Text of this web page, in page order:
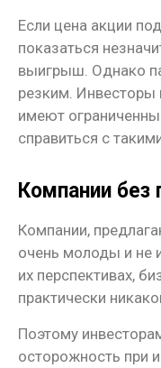
Если цена акции
показаться
выигрыш. Однако
резким.
имеют
справиться с
Компании без
Компании,
очень молоды и не
их перспективах,
практически
Поэтому
осторожность при